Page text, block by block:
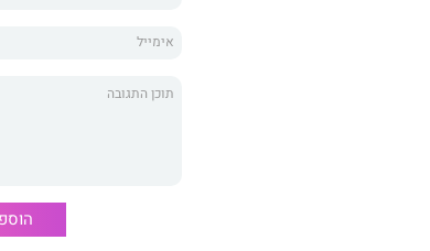
רב–עוצמה החושף את החברה שלנו, על סתירותיה